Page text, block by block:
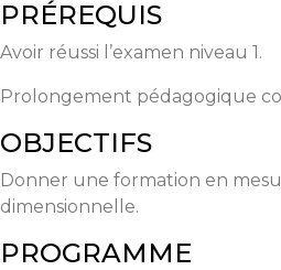
PRÉREQUIS
Avoir réussi l’examen niveau 1.
Prolongement pédagogique
OBJECTIFS
Donner une formation en
dimensionnelle.
PROGRAMME